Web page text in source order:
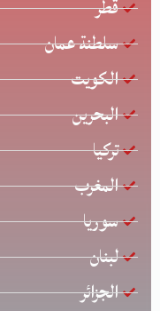
قطر
سلطنة عمان
الكويت
البحرين
تركيا
المغرب
سوريا
لبنان
الجزائر